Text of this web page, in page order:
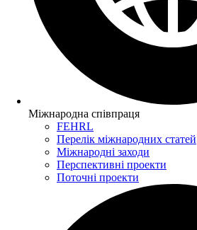
Міжнародна співпраця
FEHRL
Перелік міжнародних статей
Міжнародні заходи
Перспективні проекти
Поточні проекти